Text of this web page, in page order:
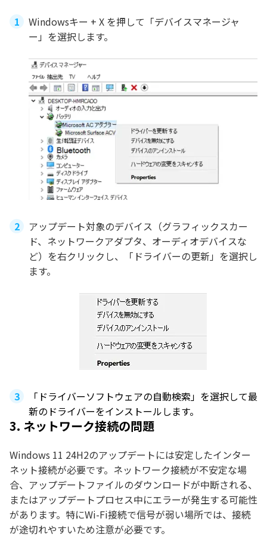
Windowsキー + X を押して「デバイスマネージャ
ー」を選択します。
アップデート対象のデバイス（グラフィックスカー
ド、ネットワークアダプタ、オーディオデバイスな
ど）を右クリックし、「ドライバーの更新」を選択し
ます。
「ドライバーソフトウェアの自動検索」を選択して最
新のドライバーをインストールします。
3. ネットワーク接続の問題
Windows 11 24H2のアップデートには安定したインター
ネット接続が必要です。ネットワーク接続が不安定な場
合、アップデートファイルのダウンロードが中断される、
またはアップデートプロセス中にエラーが発生する可能性
があります。特にWi-Fi接続で信号が弱い場所では、接続
が途切れやすいため注意が必要です。